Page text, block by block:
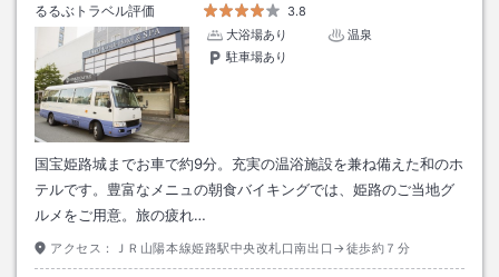
るるぶトラベル評価
3.8
大浴場あり
温泉
駐車場あり
国宝姫路城までお車で約9分。充実の温浴施設を兼ね備えた和のホ
テルです。豊富なメニュの朝食バイキングでは、姫路のご当地グ
ルメをご用意。旅の疲れ…
アクセス： ＪＲ山陽本線姫路駅中央改札口南出口→徒歩約７分